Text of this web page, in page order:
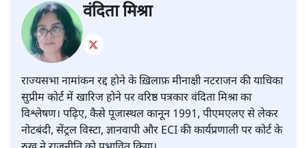
वंदिता मिश्रा
राज्यसभा नामांकन रद्द होने के ख़िलाफ़ मीनाक्षी नटराजन की याचिका
सुप्रीम कोर्ट में खारिज होने पर वरिष्ठ पत्रकार वंदिता मिश्रा का
विश्लेषण। पढ़िए, कैसे पूजास्थल कानून 1991, पीएमएलए से लेकर
नोटबंदी, सेंट्रल विस्टा, ज्ञानवापी और ECI की कार्यप्रणाली पर कोर्ट के